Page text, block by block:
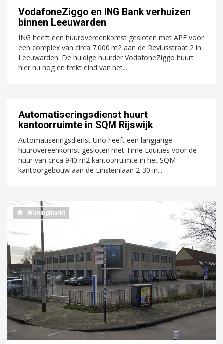
VodafoneZiggo en ING Bank verhuizen
binnen Leeuwarden
ING heeft een huurovereenkomst gesloten met APF voor
een complex van circa 7.000 m2 aan de Reviusstraat 2 in
Leeuwarden. De huidige huurder VodafoneZiggo huurt
hier nu nog en trekt eind van het...
Automatiseringsdienst huurt
kantoorruimte in SQM Rijswijk
Automatiseringsdienst Uno heeft een langjarige
huurovereenkomst gesloten met Time Equities voor de
huur van circa 940 m2 kantoorruimte in het SQM
kantoorgebouw aan de Einsteinlaan 2-30 in...
Woningmarkt